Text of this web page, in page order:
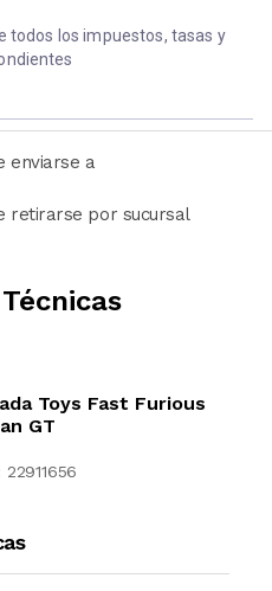
todos los impuestos, tasas y
enviarse a
números)
retirarse por sucursal
Toys Fast Furious
GT
22911656